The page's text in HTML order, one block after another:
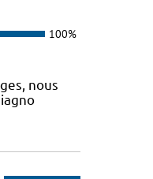
100%
nous